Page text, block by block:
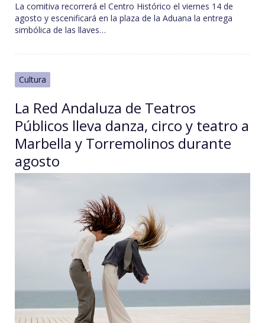
La comitiva recorrerá el Centro Histórico el viernes 14 de
agosto y escenificará en la plaza de la Aduana la entrega
simbólica de las llaves…
Cultura
La Red Andaluza de Teatros
Públicos lleva danza, circo y teatro a
Marbella y Torremolinos durante
agosto